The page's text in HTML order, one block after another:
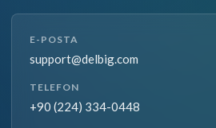
E-POSTA
support@delbig.com
TELEFON
+90 (224) 334-0448